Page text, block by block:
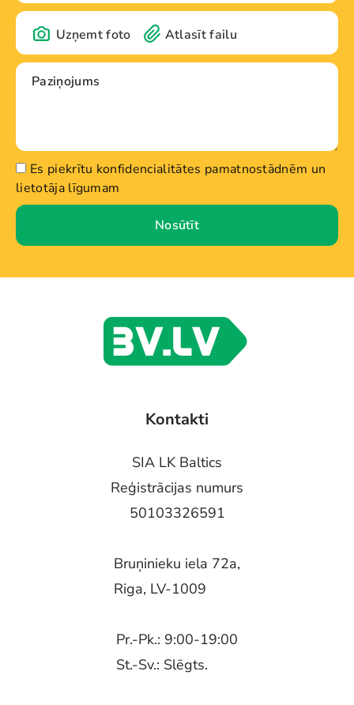
Uzņemt foto Atlasīt failu
Es piekrītu konfidencialitātes pamatnostādnēm un
lietotāja līgumam
Nosūtīt
Kontakti
SIA LK Baltics
Reģistrācijas numurs
50103326591
Bruņinieku iela 72a,
Riga, LV-1009
Pr.-Pk.: 9:00-19:00
St.-Sv.: Slēgts.